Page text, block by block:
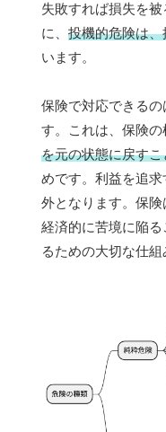
失敗すれば損失を
に、 投機的危険は
います。
保険で対応できる
す。これは、保険
を元の状態に戻すこ
めです。利益を追
外となります。保
経済的に苦境に陥
るための大切な仕組